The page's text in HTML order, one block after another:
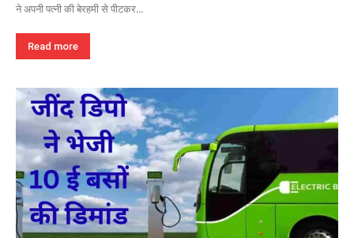
ने अपनी पत्नी की बेरहमी से पीटकर...
Read more